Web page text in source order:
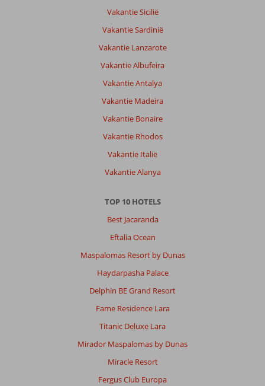
Vakantie Sicilië
Vakantie Sardinië
Vakantie Lanzarote
Vakantie Albufeira
Vakantie Antalya
Vakantie Madeira
Vakantie Bonaire
Vakantie Rhodos
Vakantie Italië
Vakantie Alanya
TOP 10 HOTELS
Best Jacaranda
Eftalia Ocean
Maspalomas Resort by Dunas
Haydarpasha Palace
Delphin BE Grand Resort
Fame Residence Lara
Titanic Deluxe Lara
Mirador Maspalomas by Dunas
Miracle Resort
Fergus Club Europa